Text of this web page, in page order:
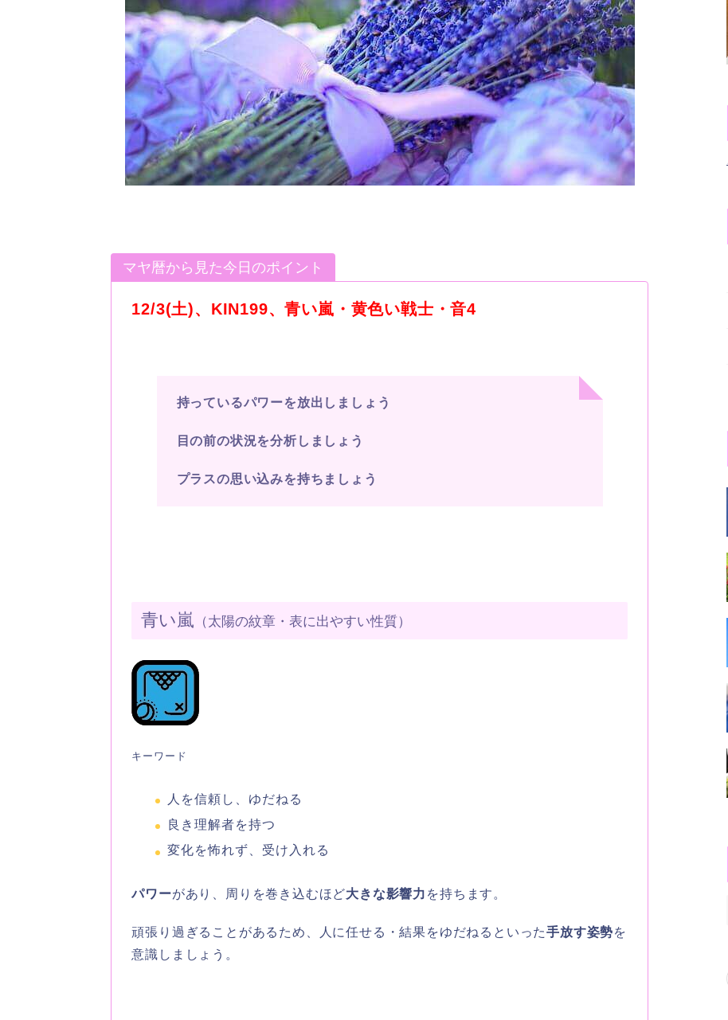
マヤ暦から見た今日のポイント
12/3(土)、KIN199、青い嵐・黄色い戦士・音4
持っているパワーを放出しましょう
目の前の状況を分析しましょう
プラスの思い込みを持ちましょう
青い嵐 （太陽の紋章・表に出やすい性質）
キーワード
人を信頼し、ゆだねる
良き理解者を持つ
変化を怖れず、受け入れる
パワーがあり、周りを巻き込むほど大きな影響力 を持ちます。
頑張り過ぎることがあるため、人に任せる・結果をゆだねるといった手放す姿勢を
意識しましょう。